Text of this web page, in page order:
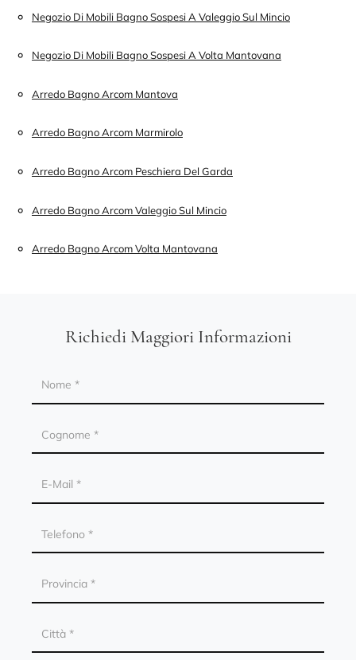
Negozio Di Mobili Bagno Sospesi A Valeggio Sul Mincio
Negozio Di Mobili Bagno Sospesi A Volta Mantovana
Arredo Bagno Arcom Mantova
Arredo Bagno Arcom Marmirolo
Arredo Bagno Arcom Peschiera Del Garda
Arredo Bagno Arcom Valeggio Sul Mincio
Arredo Bagno Arcom Volta Mantovana
Richiedi Maggiori Informazioni